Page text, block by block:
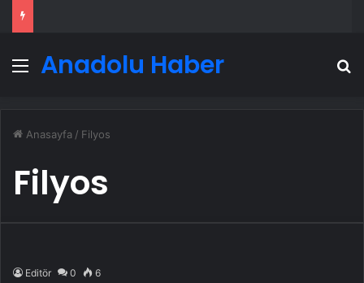
Menü
Anadolu Haber
Anasayfa / Filyos
Filyos
Editör 0 6